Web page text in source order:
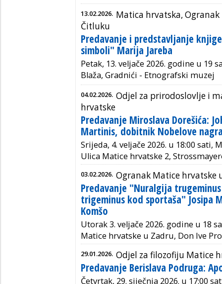
13.02.2026. Matica hrvatska,
Čitluku
Predavanje i predstavljanje
simboli" Marija Jareba
Petak, 13. veljače 2026. godine u 19
Blaža, Gradnići - Etnografski muzej
04.02.2026. Odjel za prirodoslovlje i
hrvatske
Predavanje Miroslava Dorešića:
Martinis, dobitnik Nobelove
Srijeda, 4. veljače 2026. u 18:00 sati,
Ulica Matice hrvatske 2,
03.02.2026. Ogranak Matice hrvatske
Predavanje "Nuralgija
trigeminus kod sportaša" Josipa
Komšo
Utorak 3. veljače 2026. godine u 18
Matice hrvatske u Zadru, Don Ive
29.01.2026. Odjel za filozofiju Matice
Predavanje Berislava Podruga:
Četvrtak, 29. siječnja 2026. u 17:00